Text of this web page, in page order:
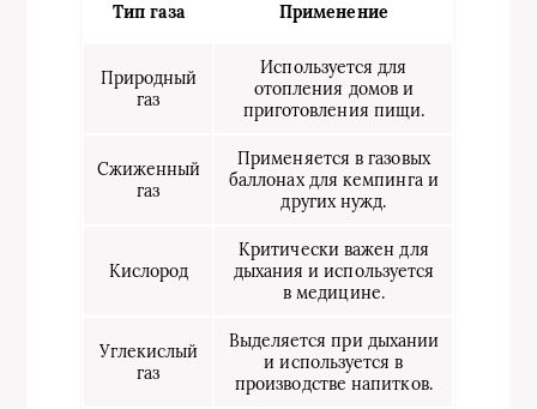
Тип газа Применение
Природный
газ
Используется для
отопления домов и
приготовления пищи.
Сжиженный
газ
Применяется в газовых
баллонах для кемпинга и
других нужд.
Кислород
Критически важен для
дыхания и используется
в медицине.
Углекислый
газ
Выделяется при дыхании
и используется в
производстве напитков.